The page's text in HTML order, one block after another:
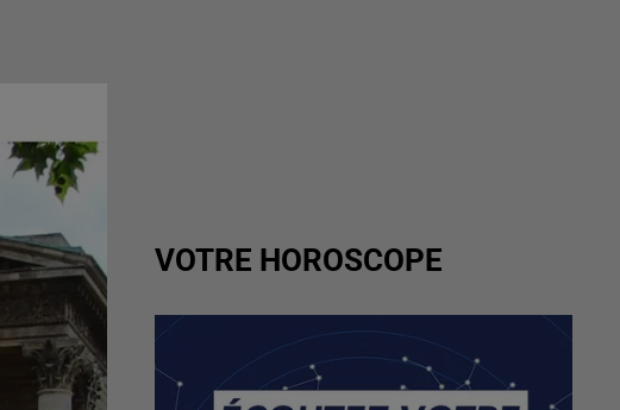
VOTRE HOROSCOPE